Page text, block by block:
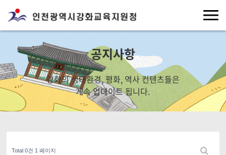
공지사항
강화의 생태환경, 평화, 역사 컨텐츠들은
계속 업데이트 됩니다.
Total 0건 1 페이지